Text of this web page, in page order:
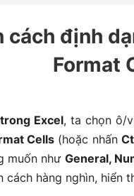
cách định
Format
Excel, ta chọn ô/
Cells (hoặc nhấn
muốn như General,
cách hàng nghìn, hiển